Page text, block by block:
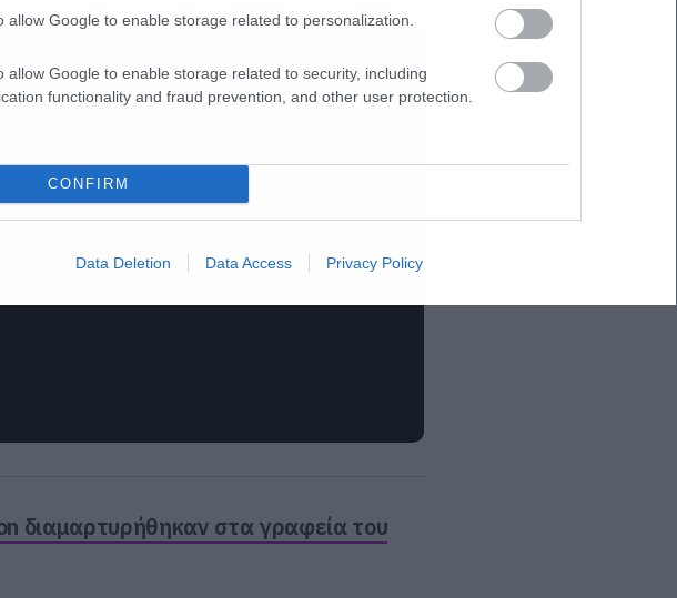
allow Google to enable storage related to personalization.
allow Google to enable storage related to security, including
functionality and fraud prevention, and other user protection.
CONFIRM
Data Deletion Data Access Privacy Policy
διαμαρτυρήθηκαν στα γραφεία του